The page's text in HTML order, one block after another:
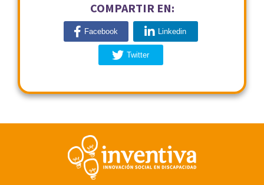
COMPARTIR EN:
Facebook Linkedin
Twitter